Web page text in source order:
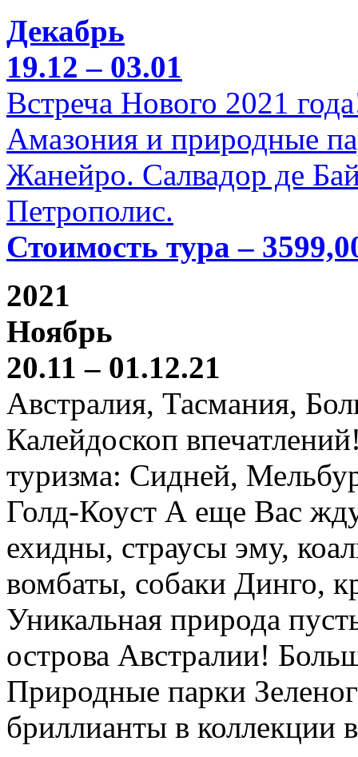
Декабрь
19.12 – 03.01
Встреча Нового 2021
Амазония и природные
Жанейро. Салвадор де
Петрополис.
Стоимость тура –
2021
Ноябрь
20.11 – 01.12.21
Австралия, Тасмания,
Калейдоскоп
туризма: Сидней,
Голд-Коуст А еще Вас
ехидны, страусы эму,
вомбаты, собаки Динго,
Уникальная природа
острова Австралии!
Природные парки
бриллианты в коллекции